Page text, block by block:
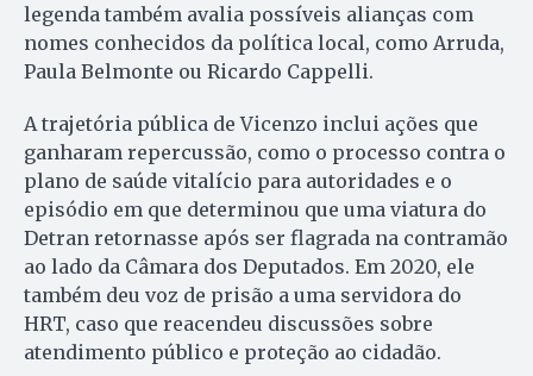
legenda também avalia possíveis alianças com
nomes conhecidos da política local, como Arruda,
Paula Belmonte ou Ricardo Cappelli.
A trajetória pública de Vicenzo inclui ações que
ganharam repercussão, como o processo contra o
plano de saúde vitalício para autoridades e o
episódio em que determinou que uma viatura do
Detran retornasse após ser flagrada na contramão
ao lado da Câmara dos Deputados. Em 2020, ele
também deu voz de prisão a uma servidora do
HRT, caso que reacendeu discussões sobre
atendimento público e proteção ao cidadão.